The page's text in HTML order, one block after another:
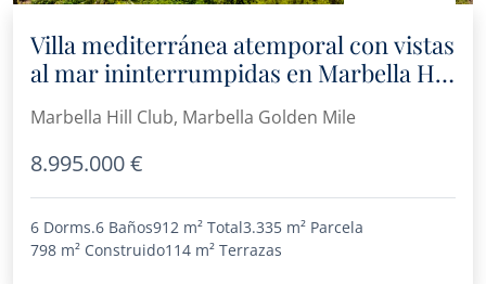
Villa mediterránea atemporal con vistas
al mar ininterrumpidas en Marbella Hill
Club, en la Milla de Oro
Marbella Hill Club, Marbella Golden Mile
8.995.000 €
6 Dorms.6 Baños912 m² Total3.335 m² Parcela
798 m² Construido114 m² Terrazas